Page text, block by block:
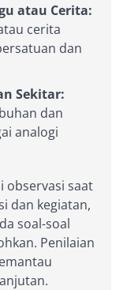
atau Cerita:
cerita
dan
Sekitar:
dan
analogi
observasi saat
dan kegiatan,
soal-soal
Penilaian